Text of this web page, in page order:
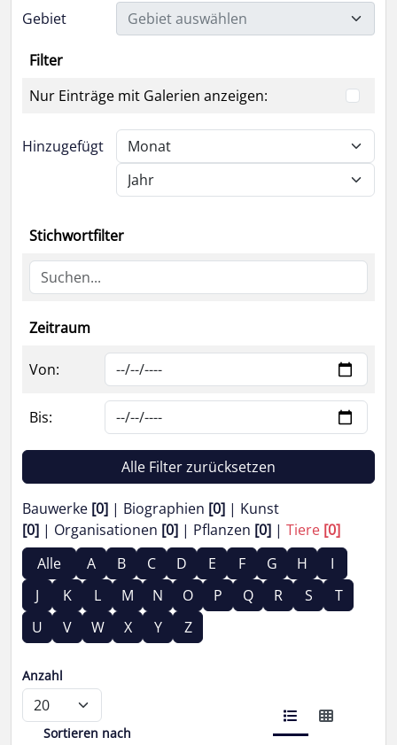
Gebiet Gebiet auswählen
Filter
Nur Einträge mit Galerien anzeigen:
Hinzugefügt
Stichwortfilter
Zeitraum
Von:
Bis:
Alle Filter zurücksetzen
Bauwerke [0] Biographien [0]
Kunst
[0]
Organisationen [0] Pflanzen [0] Tiere [0]
Alle
A B C D E F G H
I
J
K L M N O P Q R S
T
U
V W X Y Z
Anzahl
Sortieren nach